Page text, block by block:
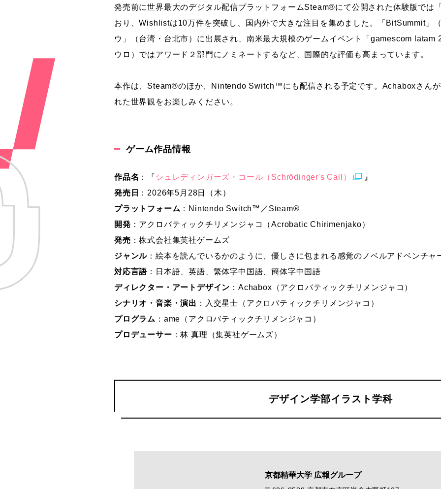
発売前に世界最大のデジタル配信プラットフォームSteam®にて公開された体験版では
おり、Wishlistは10万件を突破し、国内外で大きな注目を集めました。「BitSummit」
ウ」（台湾・台北市）に出展され、南米最大規模のゲームイベント「gamescom latam
ウロ）ではアワード２部門にノミネートするなど、国際的な評価も高まっています。
本作は、Steam®のほか、Nintendo Switch™にも配信される予定です。Achaboxさん
れた世界観をお楽しみください。
ゲーム作品情報
作品名 ：『 シュレディンガーズ・コール（Schrödinger's Call）
』
発売日
：2026年5月28日（木）
プラットフォーム ：Nintendo Switch™／Steam®
開発 ：アクロバティックチリメンジャコ（Acrobatic Chirimenjako）
発売 ：株式会社集英社ゲームズ
ジャンル ：絵本を読んでいるかのように、優しさに包まれる感覚のノベルアドベンチャ
対応言語 ：日本語、英語、繁体字中国語、簡体字中国語
ディレクター・アートデザイン ：Achabox（アクロバティックチリメンジャコ）
シナリオ・音楽・演出 ：入交星士（アクロバティックチリメンジャコ）
プログラム ：ame（アクロバティックチリメンジャコ）
プロデューサー ：林 真理（集英社ゲームズ）
デザイン学部イラスト学科
京都精華大学 広報グループ